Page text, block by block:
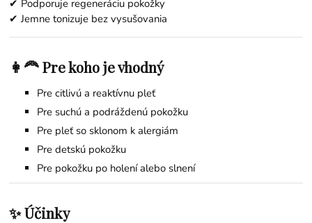
✔ Podporuje regeneráciu pokožky
✔ Jemne tonizuje bez vysušovania
👩‍🦰 Pre koho je vhodný
Pre citlivú a reaktívnu pleť
Pre suchú a podráždenú pokožku
Pre pleť so sklonom k alergiám
Pre detskú pokožku
Pre pokožku po holení alebo slnení
✨ Účinky